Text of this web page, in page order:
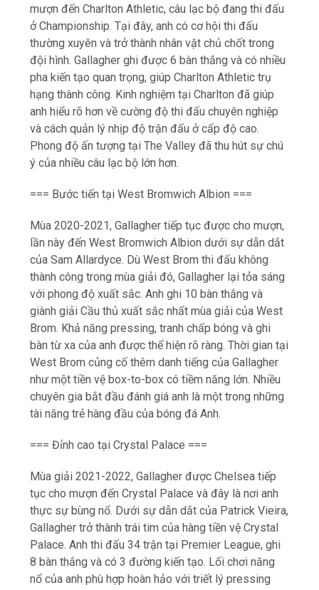
mượn đến Charlton Athletic, câu lạc bộ đang thi đấu
ở Championship. Tại đây, anh có cơ hội thi đấu
thường xuyên và trở thành nhân vật chủ chốt trong
đội hình. Gallagher ghi được 6 bàn thắng và có nhiều
pha kiến tạo quan trọng, giúp Charlton Athletic trụ
hạng thành công. Kinh nghiệm tại Charlton đã giúp
anh hiểu rõ hơn về cường độ thi đấu chuyên nghiệp
và cách quản lý nhịp độ trận đấu ở cấp độ cao.
Phong độ ấn tượng tại The Valley đã thu hút sự chú
ý của nhiều câu lạc bộ lớn hơn.
=== Bước tiến tại West Bromwich Albion ===
Mùa 2020-2021, Gallagher tiếp tục được cho mượn,
lần này đến West Bromwich Albion dưới sự dẫn dắt
của Sam Allardyce. Dù West Brom thi đấu không
thành công trong mùa giải đó, Gallagher lại tỏa sáng
với phong độ xuất sắc. Anh ghi 10 bàn thắng và
giành giải Cầu thủ xuất sắc nhất mùa giải của West
Brom. Khả năng pressing, tranh chấp bóng và ghi
bàn từ xa của anh được thể hiện rõ ràng. Thời gian tại
West Brom củng cố thêm danh tiếng của Gallagher
như một tiền vệ box-to-box có tiềm năng lớn. Nhiều
chuyên gia bắt đầu đánh giá anh là một trong những
tài năng trẻ hàng đầu của bóng đá Anh.
=== Đỉnh cao tại Crystal Palace ===
Mùa giải 2021-2022, Gallagher được Chelsea tiếp
tục cho mượn đến Crystal Palace và đây là nơi anh
thực sự bùng nổ. Dưới sự dẫn dắt của Patrick Vieira,
Gallagher trở thành trái tim của hàng tiền vệ Crystal
Palace. Anh thi đấu 34 trận tại Premier League, ghi
8 bàn thắng và có 3 đường kiến tạo. Lối chơi năng
nổ của anh phù hợp hoàn hảo với triết lý pressing